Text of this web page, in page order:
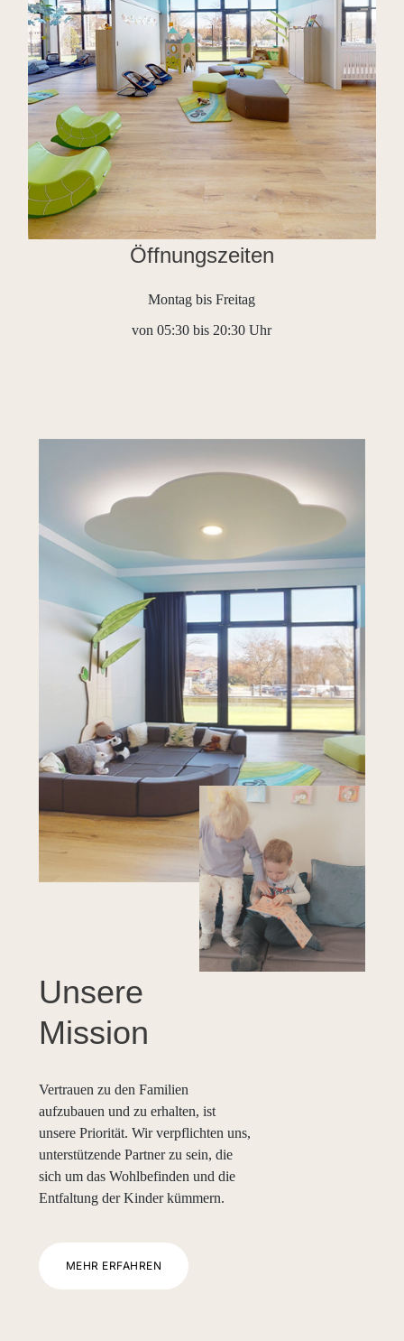
Öffnungszeiten
Montag bis Freitag
von 05:30 bis 20:30 Uhr
Unsere
Mission
Vertrauen zu den Familien
aufzubauen und zu erhalten, ist
unsere Priorität. Wir verpflichten uns,
unterstützende Partner zu sein, die
sich um das Wohlbefinden und die
Entfaltung der Kinder kümmern.
MEHR ERFAHREN